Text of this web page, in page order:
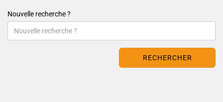
Nouvelle recherche ?
RECHERCHER